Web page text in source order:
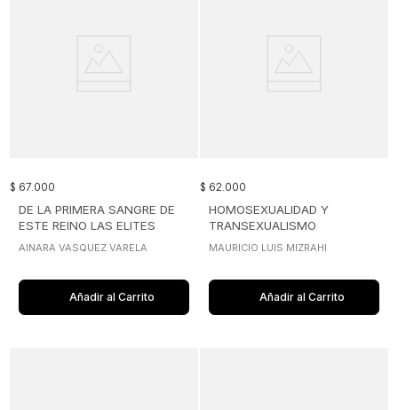
$ 67.000
DE LA PRIMERA SANGRE DE
ESTE REINO LAS ELITES
DIRIGENTES DE SANTAFE
AINARA VASQUEZ VARELA
Añadir al Carrito
$ 62.000
HOMOSEXUALIDAD Y
TRANSEXUALISMO
MAURICIO LUIS MIZRAHI
Añadir al Carrito